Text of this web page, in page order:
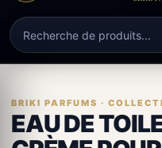
Recherche
de
produits
EAU DE